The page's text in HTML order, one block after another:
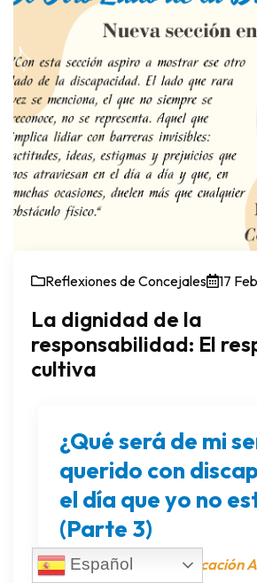
Español
La dignidad de la
responsabilidad: El
cultiva
Reflexiones de Concejales 17
¿Qué será de mi
querido con
el día que yo no
(Parte 3)
Serie Especial: Planificación